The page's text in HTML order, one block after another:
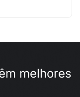
melhores